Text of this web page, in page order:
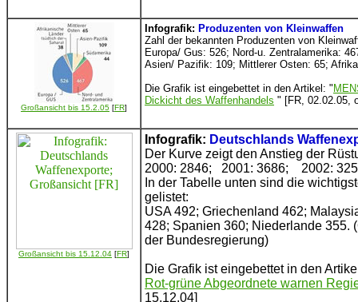
Großansicht bis 15.2.05 [FR]
Infografik: Produzenten von Kleinwaffen
Zahl der bekannten Produzenten von
Europa/ Gus: 526; Nord-u. Zentralamerika:
Asien/ Pazifik: 109; Mittlerer Osten: 65;
Die Grafik ist eingebettet in den Artikel: "
Dickicht des Waffenhandels " [FR, 02.02.05,
Großansicht bis 15.12.04 [FR]
Infografik: Deutschlands
Der Kurve zeigt den Anstieg der
2000: 2846; 2001: 3686; 2002:
In der Tabelle unten sind die
gelistet:
USA 492; Griechenland 462;
428; Spanien 360; Niederlande 355.
der Bundesregierung)
Die Grafik ist eingebettet in den
Rot-grüne Abgeordnete warnen
15.12.04]